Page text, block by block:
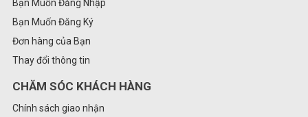
Bạn Muốn Đăng Nhập
Bạn Muốn Đăng Ký
Đơn hàng của Bạn
Thay đổi thông tin
CHĂM SÓC KHÁCH HÀNG
Chính sách giao nhận